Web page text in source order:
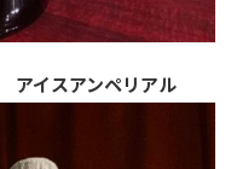
アイスアンペリアル